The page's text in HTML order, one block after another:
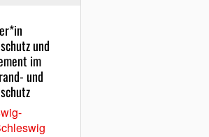
und
im
und